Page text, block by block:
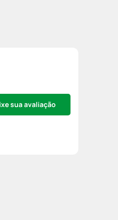
sua avaliação